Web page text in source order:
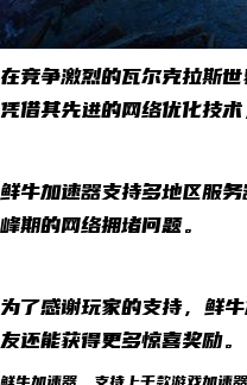
在竞争激烈的瓦尔克拉斯
凭借其先进的网络优化技
鲜牛加速器支持多地区服
峰期的网络拥堵问题。
为了感谢玩家的支持，鲜
友还能获得更多惊喜奖励。